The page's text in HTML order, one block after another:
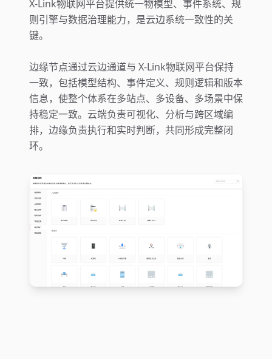
X-Link物联网平台提供统一物模型、事件系统、规
则引擎与数据治理能力，是云边系统一致性的关
键。
边缘节点通过云边通道与 X-Link物联网平台保持
一致，包括模型结构、事件定义、规则逻辑和版本
信息，使整个体系在多站点、多设备、多场景中保
持稳定一致。云端负责可视化、分析与跨区域编
排，边缘负责执行和实时判断，共同形成完整闭
环。